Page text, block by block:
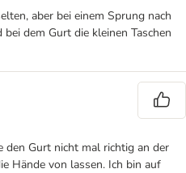
aber bei einem Sprung nach
dem Gurt die kleinen Taschen
den Gurt nicht mal richtig an der
Hände von lassen. Ich bin auf